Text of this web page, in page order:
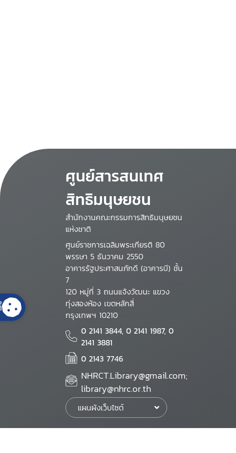
ศูนย์สารสนเทศ
สิทธิมนุษยชน
สำนักงานคณะกรรมการสิทธิมนุษยชน
แห่งชาติ
ศูนย์ราชการเฉลิมพระเกียรติ 80
พรรษา 5 ธันวาคม 2550
อาคารรัฐประศาสนภักดี (อาคารบี) ชั้น
7
120 หมู่ที่ 3 ถนนแจ้งวัฒนะ แขวง
ทุ่งสองห้อง เขตหลักสี่
กรุงเทพฯ 10210
0 2141 3844, 0 2141 1987, 0
2141 3881
0 2143 7746
NHRCT.Library@gmail.com;
library@nhrc.or.th
แผนผังเว็บไซต์